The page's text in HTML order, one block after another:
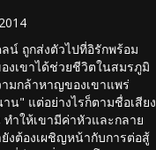
น์ ถูกส่งตัวไปที่อิรักพร้อม
งเขาได้ช่วยชีวิตในสมรภูมิ
มกล้าหาญของเขาแพร่
น" แต่อย่างไรก็ตามชื่อเสียง
ำให้เขามีค่าหัวและกลาย
งต้องเผชิญหน้ากับการต่อสู้